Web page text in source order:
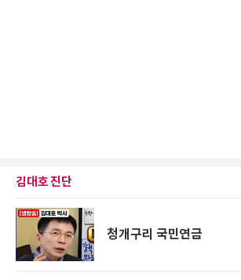
김대호 진단
청개구리 국민연금